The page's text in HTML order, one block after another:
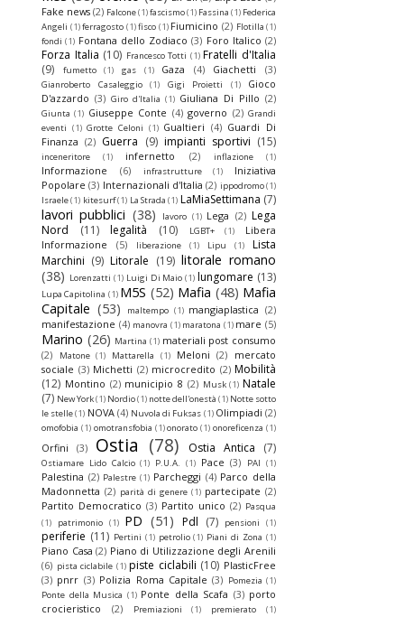
Fake news (2) Falcone(1)fascismo(1) Fassina (1) Federica
Angeli (1)ferragosto (1)fisco (1) Fiumicino (2) Flotilla (1)
fondi (1) Fontana dello Zodiaco (3) Foro Italico (2)
Forza Italia (10) Francesco Totti (1) Fratelli d'Italia
(9)
fumetto (1) gas (1) Gaza (4) Giachetti (3)
Gianroberto Casaleggio (1) Gigi Proietti (1)
Gioco
D'azzardo (3) Giro d'Italia (1) Giuliana Di Pillo (2)
Giunta (1) Giuseppe Conte (4) governo (2) Grandi
eventi (1) Grotte Celoni (1) Gualtieri (4) Guardi Di
Finanza (2) Guerra (9) impianti sportivi (15)
inceneritore (1) infernetto (2) inflazione (1)
Informazione (6) infrastrutture (1)
Iniziativa
Popolare (3) Internazionali d'Italia (2) ippodromo(1)
Israele(1) kitesurf(1) La Strada (1) LaMiaSettimana (7)
lavori pubblici (38) lavoro (1) Lega (2) Lega
Nord
(11) legalità (10) LGBT+ (1)
Libera
Informazione
(5) liberazione (1) Lipu (1)
Lista
Marchini (9) Litorale (19) litorale romano
(38) Lorenzatti (1) Luigi Di Maio (1) lungomare (13)
Lupa Capitolina (1) M5S (52) Mafia (48) Mafia
Capitale (53) maltempo (1) mangiaplastica (2)
manifestazione (4) manovra (1) maratona (1) mare (5)
Marino (26) Martina (1) materiali post consumo
(2)
Matone (1) Mattarella (1) Meloni (2) mercato
sociale (3) Michetti (2) microcredito (2) Mobilità
(12) Montino (2) municipio 8 (2) Musk (1) Natale
(7) New York(1) Nordio(1) notte dell'onestà (1) Notte sotto
le stelle(1) NOVA (4) Nuvola di Fuksas (1) Olimpiadi (2)
omofobia (1) omotransfobia (1) onorato (1) onoreficenza (1)
Orfini (3) Ostia (78) Ostia Antica (7)
Ostiamare Lido Calcio (1) P.U.A. (1) Pace (3) PAI (1)
Palestina (2) Palestre (1) Parcheggi (4) Parco della
Madonnetta (2) parità di genere (1) partecipate (2)
Partito Democratico (3) Partito unico (2) Pasqua
(1)
patrimonio (1) PD (51) Pdl (7) pensioni (1)
periferie (11) Pertini (1) petrolio (1) Piani di Zona (1)
Piano Casa (2) Piano di Utilizzazione degli Arenili
(6) pista ciclabile (1) piste ciclabili (10) PlasticFree
(3) pnrr (3) Polizia Roma Capitale (3) Pomezia (1)
Ponte della Musica (1) Ponte della Scafa (3) porto
crocieristico
(2) Premiazioni (1) premierato
(1)